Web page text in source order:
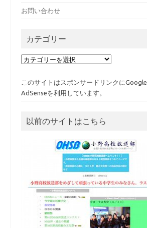
お問い合わせ
カテゴリー
カ
リ
ー
このサイトはスポンサードリンクにGoogle
AdSenseを利用しています。
以前のサイトはこちら